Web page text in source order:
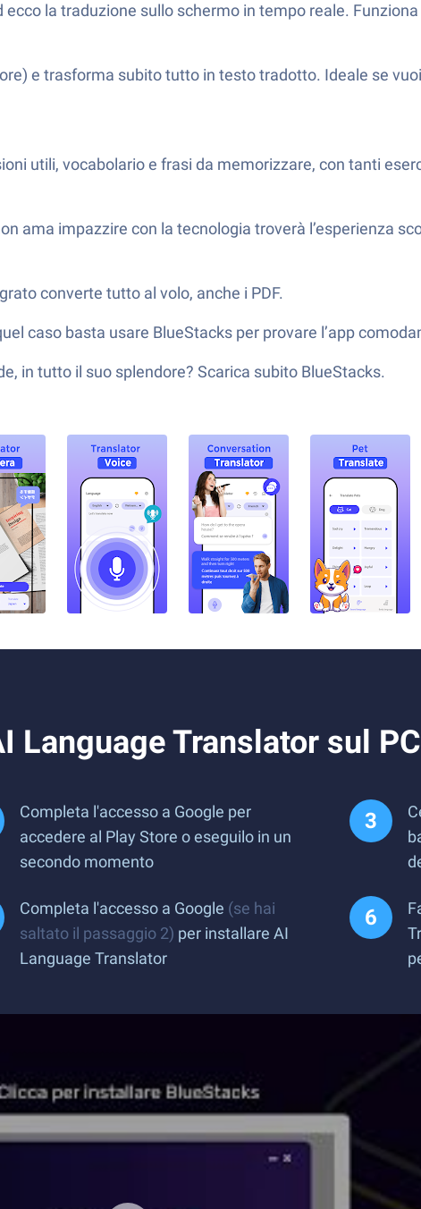
la traduzione sullo schermo in tempo reale.
e trasforma subito tutto in testo tradotto. Ideale se
utili, vocabolario e frasi da memorizzare, con tanti
ama impazzire con la tecnologia troverà l’esperienza
converte tutto al volo, anche i PDF.
caso basta usare BlueStacks per provare l’app
in tutto il suo splendore? Scarica subito BlueStacks.
Language Translator sul PC
Completa l'accesso a Google per
accedere al Play Store o eseguilo in un
secondo momento
Completa l'accesso a Google (se hai
saltato il passaggio 2) per installare AI
Language Translator